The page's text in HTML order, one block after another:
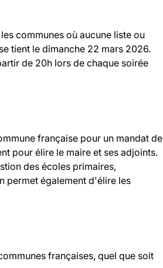
communes où aucune liste ou
tient le dimanche 22 mars 2026.
de 20h lors de chaque soirée
française pour un mandat de
pour élire le maire et ses adjoints.
des écoles primaires,
permet également d'élire les
françaises, quel que soit